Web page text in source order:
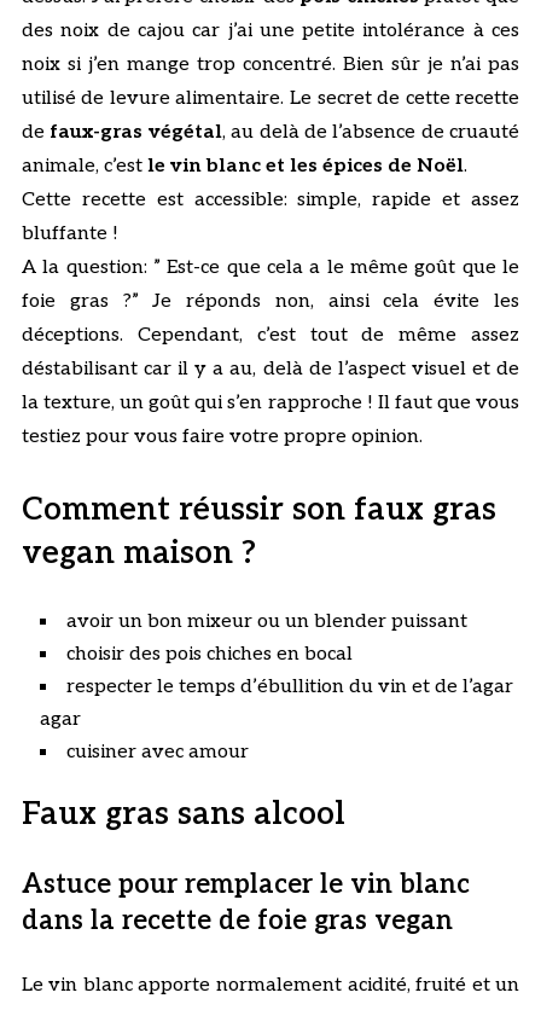
des noix de cajou car j’ai une petite intolérance à ces
noix si j’en mange trop concentré. Bien sûr je n’ai pas
utilisé de levure alimentaire. Le secret de cette recette
de faux-gras végétal, au delà de l’absence de cruauté
animale, c’est le vin blanc et les épices de Noël.
Cette recette est accessible: simple, rapide et assez
bluffante !
A la question: ” Est-ce que cela a le même goût que le
foie gras ?” Je réponds non, ainsi cela évite les
déceptions. Cependant, c’est tout de même assez
déstabilisant car il y a au, delà de l’aspect visuel et de
la texture, un goût qui s’en rapproche ! Il faut que vous
testiez pour vous faire votre propre opinion.
Comment réussir son faux gras
vegan maison ?
avoir un bon mixeur ou un blender puissant
choisir des pois chiches en bocal
respecter le temps d’ébullition du vin et de l’agar
agar
cuisiner avec amour
Faux gras sans alcool
Astuce pour remplacer le vin blanc
dans la recette de foie gras vegan
Le vin blanc apporte normalement acidité, fruité et un